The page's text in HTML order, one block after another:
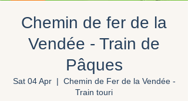
Chemin de fer de la
Vendée - Train de
Pâques
Sat 04 Apr
  |
Chemin de Fer de la Vendée -
Train touri